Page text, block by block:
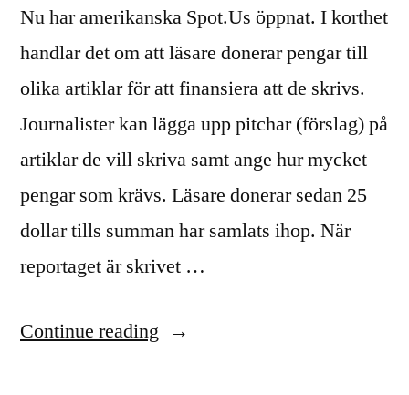
Nu har amerikanska Spot.Us öppnat. I korthet
handlar det om att läsare donerar pengar till
olika artiklar för att finansiera att de skrivs.
Journalister kan lägga upp pitchar (förslag) på
artiklar de vill skriva samt ange hur mycket
pengar som krävs. Läsare donerar sedan 25
dollar tills summan har samlats ihop. När
reportaget är skrivet …
Continue reading “Framtidens